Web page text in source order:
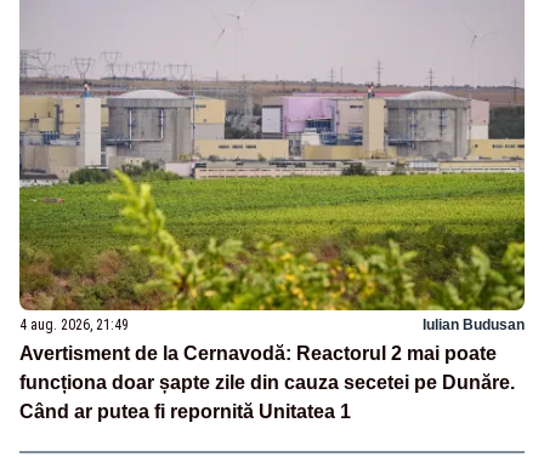
4 aug. 2026, 21:49 Iulian Budusan
Avertisment de la Cernavodă: Reactorul 2 mai poate
funcționa doar șapte zile din cauza secetei pe Dunăre.
Când ar putea fi repornită Unitatea 1